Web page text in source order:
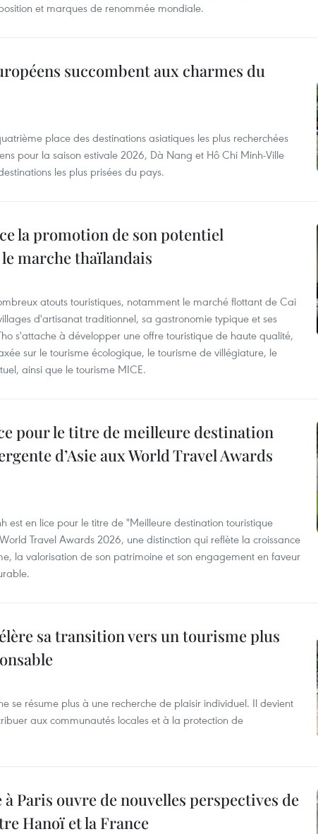
et marques de renommée mondiale.
succombent aux charmes du
place des destinations asiatiques les plus recherchées
pour la saison estivale 2026, Dà Nang et Hô Chi Minh-Ville
les plus prisées du pays.
la promotion de son potentiel
marche thaïlandais
atouts touristiques, notamment le marché flottant de Cai
d'artisanat traditionnel, sa gastronomie typique et ses
s'attache à développer une offre touristique de haute qualité,
sur le tourisme écologique, le tourisme de villégiature, le
ainsi que le tourisme MICE.
pour le titre de meilleure destination
d’Asie aux World Travel Awards
est en lice pour le titre de "Meilleure destination touristique
Travel Awards 2026, une distinction qui reflète la croissance
la valorisation de son patrimoine et son engagement en faveur
sa transition vers un tourisme plus
se résume plus à une recherche de plaisir individuel. Il devient
aux communautés locales et à la protection de
Paris ouvre de nouvelles perspectives de
Hanoï et la France